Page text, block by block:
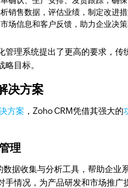
销售数据，评估业绩，制定改进措
市场信息和客户反馈，助力企业决策
管理系统提出了更高的要求，
目标。
决方案
方案 ，Zoho CRM凭借其强大的
理
数据收集与分析工具，帮助企
手情况，为产品研发和市场推广